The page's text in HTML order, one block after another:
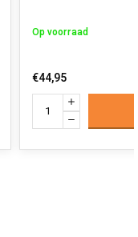
Op voorraad
€44,95